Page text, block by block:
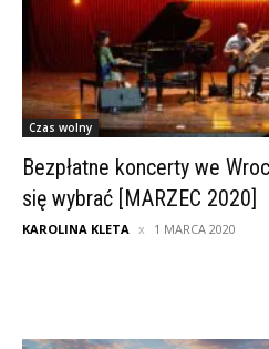
Czas wolny
Bezpłatne koncerty we
się wybrać [MARZEC 2020]
KAROLINA KLETA 1 MARCA 2020